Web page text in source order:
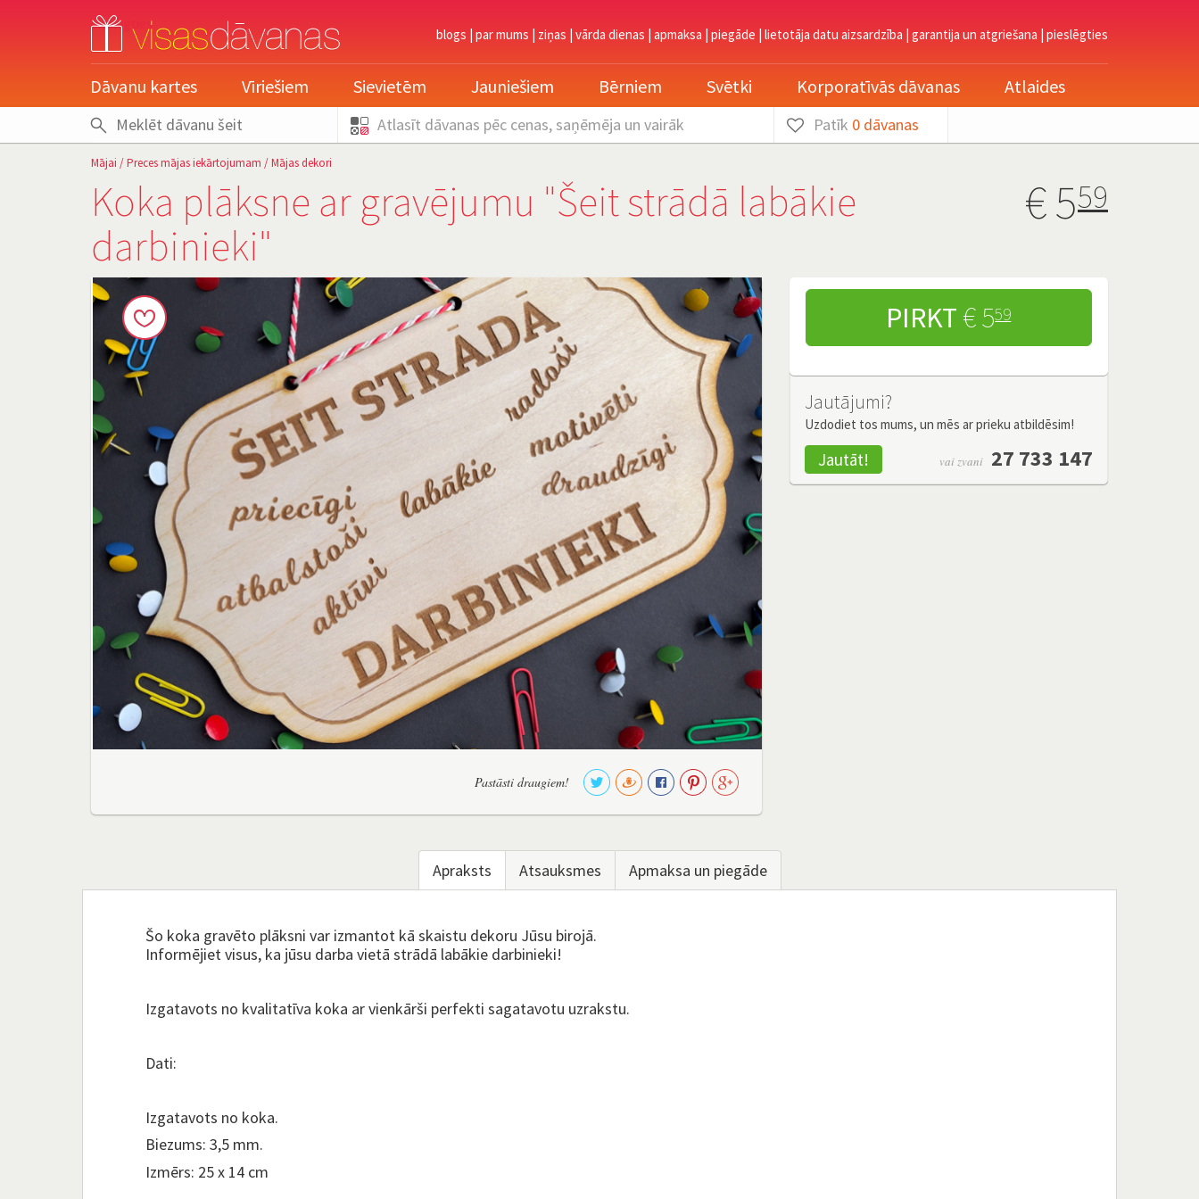
blogs | par mums | ziņas | vārda dienas | apmaksa | piegāde | lietotāja datu aizsardzība | garantija un atgriešana | pieslēgties
pieslēgties
Dāvanu kartes Vīriešiem Sievietēm Jauniešiem Bērniem Svētki Korporatīvās dāvanas Atlaides
Atlasīt dāvanas pēc cenas, saņēmēja un vairāk Patīk 0dāvanas
Mājai /Preces mājas iekārtojumam /Mājas dekori
Koka plāksne ar gravējumu "Šeit strādā labākie
darbinieki"
€559
Pastāsti draugiem!
PIRKT € 559
Jautājumi?
Uzdodiet tos mums, un mēs ar prieku atbildēsim!
Jautāt! vai zvani 27 733 147
Apraksts Atsauksmes Apmaksa un piegāde
Šo koka gravēto plāksni var izmantot kā skaistu dekoru Jūsu birojā.
Informējiet visus, ka jūsu darba vietā strādā labākie darbinieki!
Izgatavots no kvalitatīva koka ar vienkārši perfekti sagatavotu uzrakstu.
Dati:
Izgatavots no koka.
Biezums: 3,5 mm.
Izmērs: 25 x 14 cm